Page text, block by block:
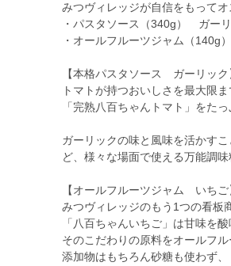
みつヴィレッジが自信をもって
・パスタソース（340g） ガー
・オールフルーツジャム（
【本格パスタソース ガーリック
トマトが持つおいしさを最大限
「完熟八百ちゃんトマト」をた
ガーリックの味と風味を活かす
ど、様々な場面で使える万能調味
【オールフルーツジャム いちご
みつヴィレッジのもう1つの看板
「八百ちゃんいちご」は甘味を
そのこだわりの原料をオールフ
添加物はもちろん砂糖も使わず、